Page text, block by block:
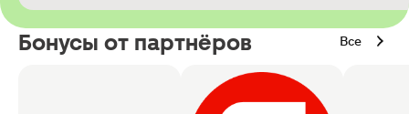
Бонусы от партнёров Все